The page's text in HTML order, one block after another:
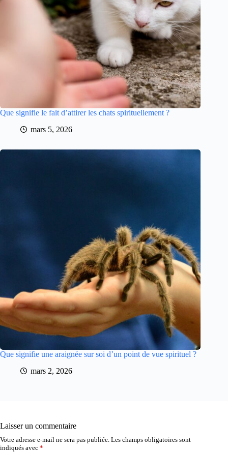
Que signifie le fait d’attirer les chats spirituellement ?
mars 5, 2026
Que signifie une araignée sur soi d’un point de vue spirituel ?
mars 2, 2026
Laisser un commentaire
Votre adresse e-mail ne sera pas publiée. Les champs obligatoires sont
indiqués avec *